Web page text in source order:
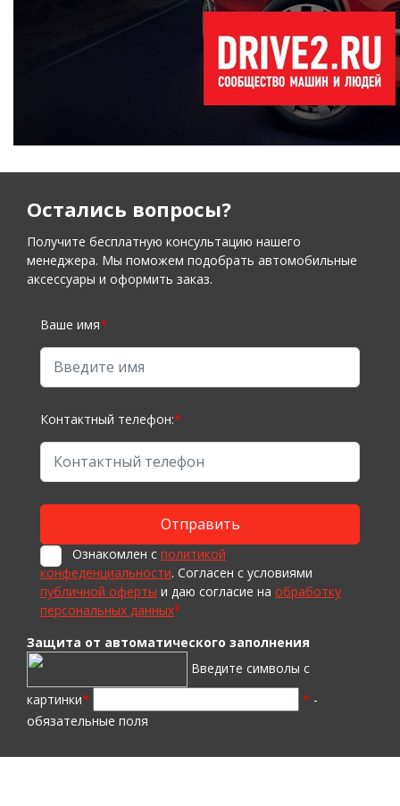
Остались вопросы?
Получите бесплатную консультацию нашего
менеджера. Мы поможем подобрать автомобильные
аксессуары и оформить заказ.
Ваше имя*
Контактный телефон:*
Ознакомлен с политикой
конфеденциальности. Согласен с условиями
публичной оферты и даю согласие на обработку
персональных данных*
Защита от автоматического заполнения
Введите символы с
картинки* * -
обязательные поля